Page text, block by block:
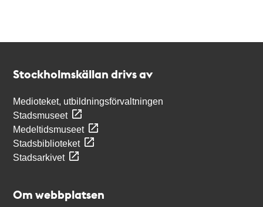
Stockholmskällan drivs av
Medioteket, utbildningsförvaltningen
Stadsmuseet
Medeltidsmuseet
Stadsbiblioteket
Stadsarkivet
Om webbplatsen